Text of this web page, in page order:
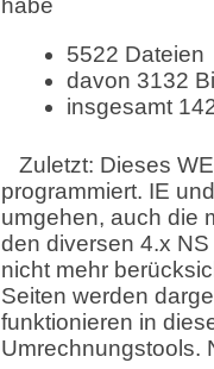
habe
5522 Dateien
davon 3132
insgesamt
Zuletzt: Dieses
programmiert. IE
umgehen, auch die
den diversen 4.x
nicht mehr
Seiten werden
funktionieren in
Umrechnungstools.